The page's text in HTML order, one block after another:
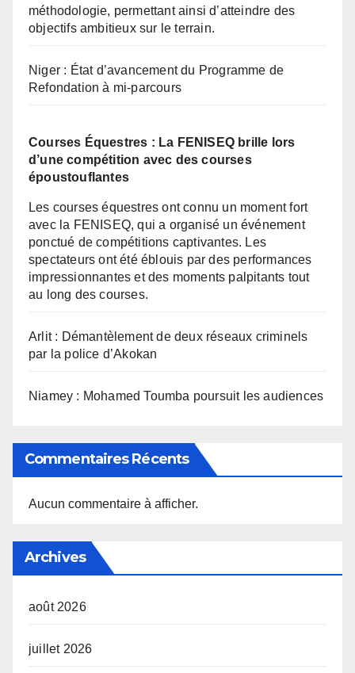
méthodologie, permettant ainsi d’atteindre des
objectifs ambitieux sur le terrain.
Niger : État d’avancement du Programme de
Refondation à mi-parcours
Courses Équestres : La FENISEQ brille lors
d’une compétition avec des courses
époustouflantes
Les courses équestres ont connu un moment fort
avec la FENISEQ, qui a organisé un événement
ponctué de compétitions captivantes. Les
spectateurs ont été éblouis par des performances
impressionnantes et des moments palpitants tout
au long des courses.
Arlit : Démantèlement de deux réseaux criminels
par la police d’Akokan
Niamey : Mohamed Toumba poursuit les audiences
Commentaires Récents
Aucun commentaire à afficher.
Archives
août 2026
juillet 2026